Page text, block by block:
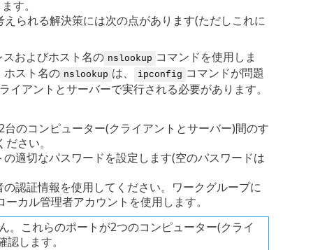
す。
られる解決策には次の点があります(ただしこれに
およびホスト名の nslookup コマンドを使用しま
ホスト名の nslookup は、 ipconfig コマンドが問題
イアントとサーバーで実行される必要があります。
のコンピューター(クライアントとサーバー)間のす
さい。
適切なパスワードを設定します(空のパスワードは
認証情報を使用してください。ワークグループに
カル管理者アカウントを使用します。
これらのポートが2つのコンピューター(クライ
します。